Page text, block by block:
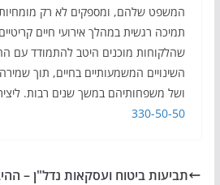
המשפט שלהם, ומספקים לא רק
תמיכה רגשית במהלך אירועי חיים
שהלקוחות מוכנים היטב להתמודד עם
השינויים המשמעותיים בחיים, תוך
ושל משפחותיהם במשך שנים רבות.
330-50-50
תביעות ביטוח ועסקאות נדל"ן –